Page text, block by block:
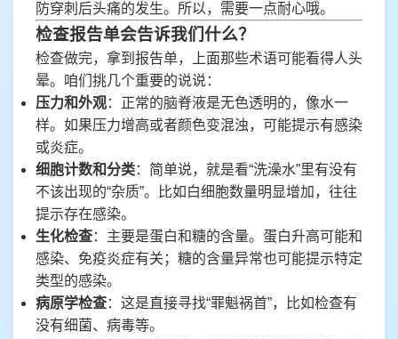
防穿刺后头痛的发生。所以，需要一点耐心哦。
检查报告单会告诉我们什么？
检查做完，拿到报告单，上面那些术语可能看得人头
晕。咱们挑几个重要的说说：
压力和外观：正常的脑脊液是无色透明的，像水一
样。如果压力增高或者颜色变混浊，可能提示有感染
或炎症。
细胞计数和分类：简单说，就是看“洗澡水”里有没有
不该出现的“杂质”。比如白细胞数量明显增加，往往
提示存在感染。
生化检查：主要是蛋白和糖的含量。蛋白升高可能和
感染、免疫炎症有关；糖的含量异常也可能提示特定
类型的感染。
病原学检查：这是直接寻找“罪魁祸首”，比如检查有
没有细菌、病毒等。